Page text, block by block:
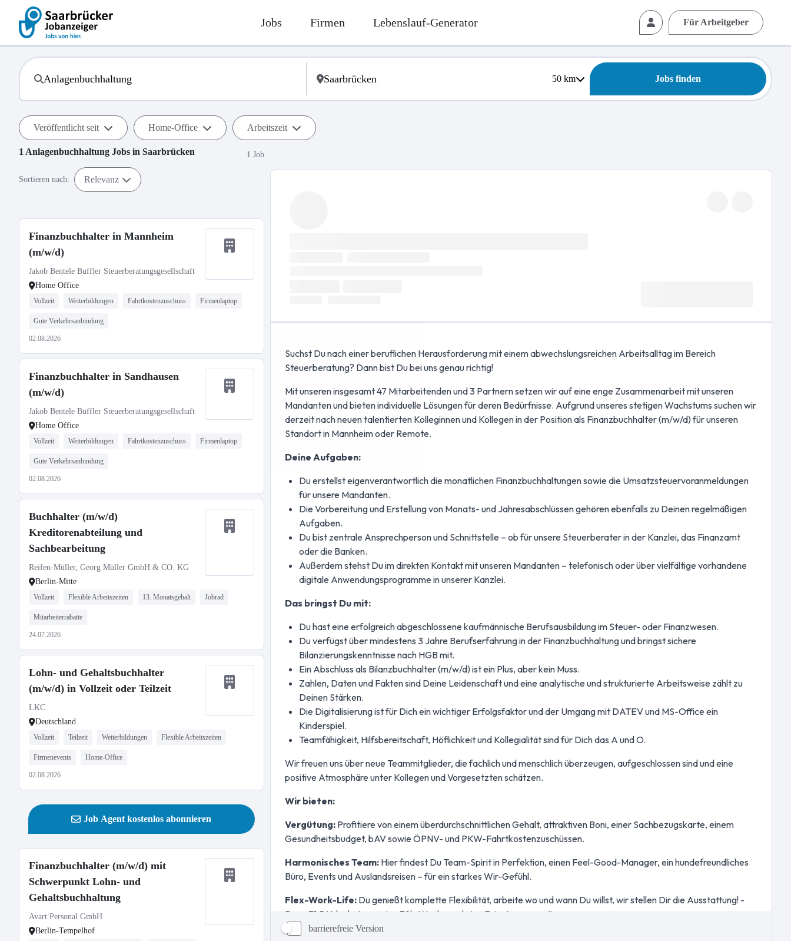
Jobs Firmen Lebenslauf-Generator Für Arbeitgeber
50km Jobs finden
Veröffentlicht seit Home-Office Arbeitszeit
1 Anlagenbuchhaltung Jobs in Saarbrücken 1 Job
Sortieren nach: Relevanz
Finanzbuchhalter in Mannheim
(m/w/d)
Jakob Bentele Buffler Steuerberatungsgesellschaft
Home Office
Vollzeit Weiterbildungen Fahrtkostenzuschuss Firmenlaptop
Gute Verkehrsanbindung
02.08.2026
Finanzbuchhalter in Sandhausen
(m/w/d)
Jakob Bentele Buffler Steuerberatungsgesellschaft
Home Office
Vollzeit Weiterbildungen Fahrtkostenzuschuss Firmenlaptop
Gute Verkehrsanbindung
02.08.2026
Buchhalter (m/w/d)
Kreditorenabteilung und
Sachbearbeitung
Reifen-Müller, Georg Müller GmbH & CO. KG
Berlin-Mitte
Vollzeit Flexible Arbeitszeiten 13. Monatsgehalt Jobrad
Mitarbeiterrabatte
24.07.2026
Lohn- und Gehaltsbuchhalter
(m/w/d) in Vollzeit oder Teilzeit
LKC
Deutschland
Vollzeit Teilzeit Weiterbildungen Flexible Arbeitszeiten
Firmenevents Home-Office
02.08.2026
Job Agent kostenlos abonnieren
Finanzbuchhalter (m/w/d) mit
Schwerpunkt Lohn- und
Gehaltsbuchhaltung
Avart Personal GmbH
Berlin-Tempelhof
barrierefreie Version